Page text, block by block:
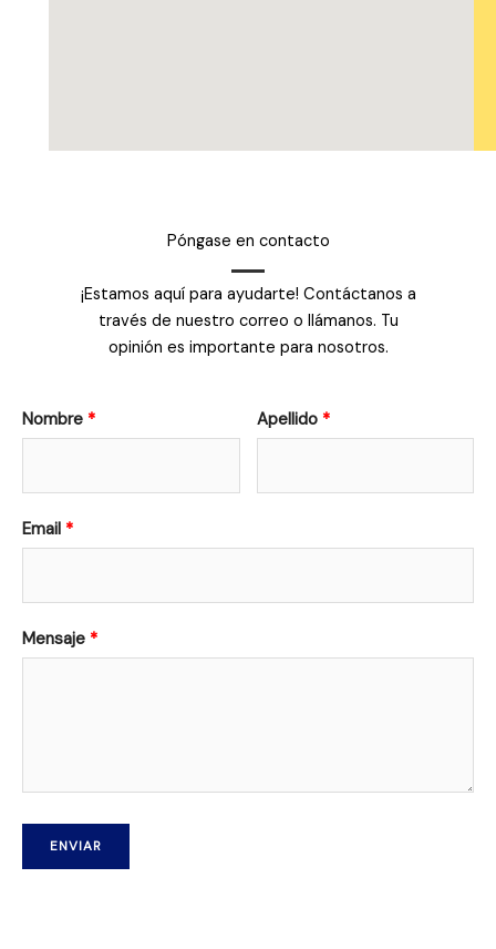
Póngase en contacto
¡Estamos aquí para ayudarte! Contáctanos a
través de nuestro correo o llámanos. Tu
opinión es importante para nosotros.
Nombre Apellido
Email
Mensaje
ENVIAR